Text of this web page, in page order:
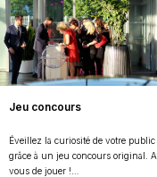
Jeu concours
Éveillez la curiosité de votre public
grâce à un jeu concours original. A
vous de jouer !…